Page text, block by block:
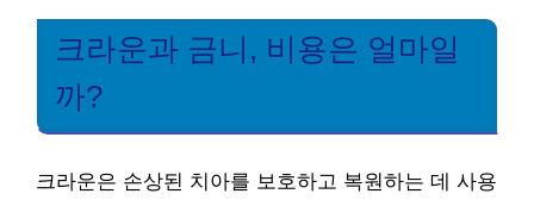
크라운과 금니, 비용은 얼마일
까?
크라운은 손상된 치아를 보호하고 복원하는 데 사용